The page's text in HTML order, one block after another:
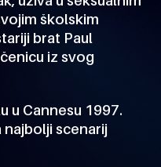
školskim
brat Paul
iz svog
u Cannesu 1997.
najbolji scenarij